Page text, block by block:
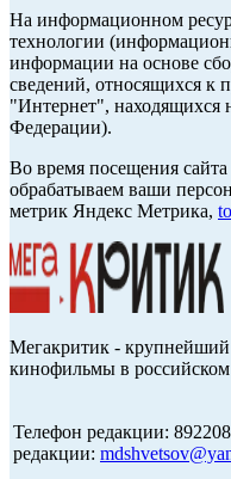
На информационном
технологии
информации на основе
сведений, относящихся к
"Интернет", находящихся
Федерации).
Во время посещения
обрабатываем ваши
метрик Яндекс Метрика,
Мегакритик - крупнейший
кинофильмы в российском
Телефон редакции:
редакции: